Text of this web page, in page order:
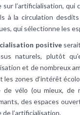
sur l’artificialisation, qui
à la circulation
qui sélectionne les
positive
naturels, plutôt
et de nombreux
les zones d’intérêt
de vélo (ou mieux, de
des espaces
de l’artificialisation.